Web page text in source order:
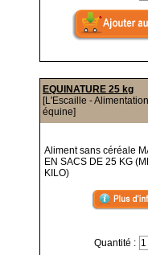
EQUINATURE 25 kg
[L'Escaille - Alimentation
équine]
Aliment sans céréale
EN SACS DE 25 KG
KILO)
Quantité :